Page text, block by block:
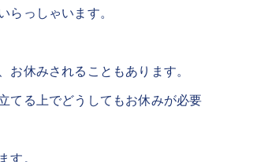
っしゃいます。
休みされることもあります。
てる上でどうしてもお休みが必要